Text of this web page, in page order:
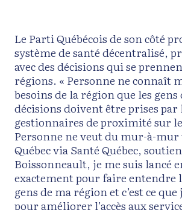
Le Parti Québécois de son côté
système de santé décentralisé,
avec des décisions qui se
régions. « Personne ne connaît
besoins de la région que les gens
décisions doivent être prises par
gestionnaires de proximité sur
Personne ne veut du mur-à-mur
Québec via Santé Québec,
Boissonneault, je me suis lancé
exactement pour faire entendre
gens de ma région et c’est ce
pour améliorer l’accès aux